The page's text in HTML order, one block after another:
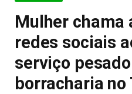
Mulher chama
redes sociais
serviço
borracharia no